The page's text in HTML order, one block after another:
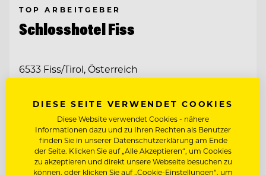
TOP ARBEITGEBER
Schlosshotel Fiss
6533 Fiss/Tirol, Österreich
SOCIAL MEDIA SPECIALIST (M/W/D)
MARKETING MANAGER (M/W/D)
DIESE SEITE VERWENDET COOKIES
Diese Website verwendet Cookies - nähere
Informationen dazu und zu Ihren Rechten als Benutzer
finden Sie in unserer Datenschutzerklärung am Ende
der Seite. Klicken Sie auf „Alle Akzeptieren“, um Cookies
zu akzeptieren und direkt unsere Webseite besuchen zu
können, oder klicken Sie auf „Cookie-Einstellungen“, um